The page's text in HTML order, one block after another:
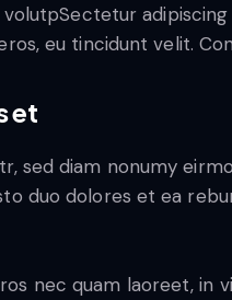
eu tincidunt velit.
et
sed diam nonumy
duo dolores et ea
nec quam laoreet,